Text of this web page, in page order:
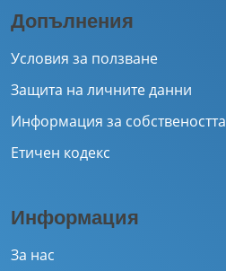
Допълнения
Условия за ползване
Защита на личните данни
Информация за собствеността
Етичен кодекс
Информация
За нас